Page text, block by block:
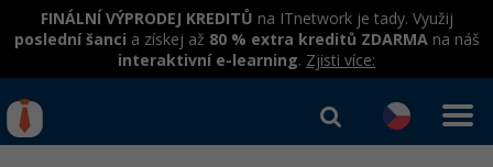
FINÁLNÍ VÝPRODEJ KREDITŮ na ITnetwork je tady. Využij
poslední šanci a získej až 80 % extra kreditů ZDARMAna náš
interaktivní e-learning. Zjisti více: